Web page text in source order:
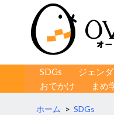
コンテンツへ移動
SDGs ジェン
おでかけ
まめ
ホーム > SDGs